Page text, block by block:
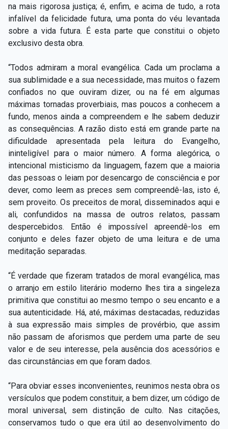
na mais rigorosa justiça; é, enfim, e acima de tudo, a rota
infalível da felicidade futura, uma ponta do véu levantada
sobre a vida futura. É esta parte que constitui o objeto
exclusivo desta obra.
“Todos admiram a moral evangélica. Cada um proclama a
sua sublimidade e a sua necessidade, mas muitos o fazem
confiados no que ouviram dizer, ou na fé em algumas
máximas tornadas proverbiais, mas poucos a conhecem a
fundo, menos ainda a compreendem e lhe sabem deduzir
as consequências. A razão disto está em grande parte na
dificuldade apresentada pela leitura do Evangelho,
ininteligível para o maior número. A forma alegórica, o
intencional misticismo da linguagem, fazem que a maioria
das pessoas o leiam por desencargo de consciência e por
dever, como leem as preces sem compreendê-las, isto é,
sem proveito. Os preceitos de moral, disseminados aqui e
ali, confundidos na massa de outros relatos, passam
despercebidos. Então é impossível apreendê-los em
conjunto e deles fazer objeto de uma leitura e de uma
meditação separadas.
“É verdade que fizeram tratados de moral evangélica, mas
o arranjo em estilo literário moderno lhes tira a singeleza
primitiva que constitui ao mesmo tempo o seu encanto e a
sua autenticidade. Há, até, máximas destacadas, reduzidas
à sua expressão mais simples de provérbio, que assim
não passam de aforismos que perdem uma parte de seu
valor e de seu interesse, pela ausência dos acessórios e
das circunstâncias em que foram dados.
“Para obviar esses inconvenientes, reunimos nesta obra os
versículos que podem constituir, a bem dizer, um código de
moral universal, sem distinção de culto. Nas citações,
conservamos tudo o que era útil ao desenvolvimento do